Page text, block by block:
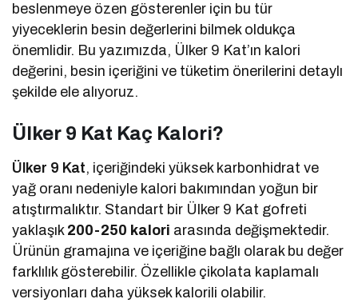
beslenmeye özen gösterenler için bu tür
yiyeceklerin besin değerlerini bilmek oldukça
önemlidir. Bu yazımızda, Ülker 9 Kat’ın kalori
değerini, besin içeriğini ve tüketim önerilerini detaylı
şekilde ele alıyoruz.
Ülker 9 Kat Kaç Kalori?
Ülker 9 Kat, içeriğindeki yüksek karbonhidrat ve
yağ oranı nedeniyle kalori bakımından yoğun bir
atıştırmalıktır. Standart bir Ülker 9 Kat gofreti
yaklaşık 200-250 kalori arasında değişmektedir.
Ürünün gramajına ve içeriğine bağlı olarak bu değer
farklılık gösterebilir. Özellikle çikolata kaplamalı
versiyonları daha yüksek kalorili olabilir.